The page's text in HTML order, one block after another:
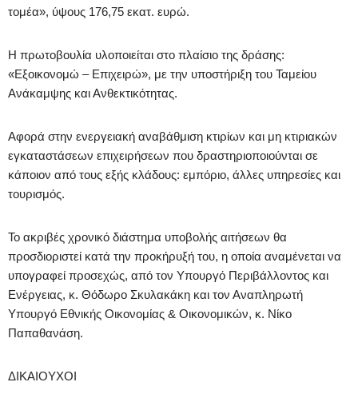
τομέα», ύψους 176,75 εκατ. ευρώ.
Η πρωτοβουλία υλοποιείται στο πλαίσιο της δράσης:
«Εξοικονομώ – Επιχειρώ», με την υποστήριξη του Ταμείου
Ανάκαμψης και Ανθεκτικότητας.
Αφορά στην ενεργειακή αναβάθμιση κτιρίων και μη κτιριακών
εγκαταστάσεων επιχειρήσεων που δραστηριοποιούνται σε
κάποιον από τους εξής κλάδους: εμπόριο, άλλες υπηρεσίες και
τουρισμός.
Το ακριβές χρονικό διάστημα υποβολής αιτήσεων θα
προσδιοριστεί κατά την προκήρυξή του, η οποία αναμένεται να
υπογραφεί προσεχώς, από τον Υπουργό Περιβάλλοντος και
Ενέργειας, κ. Θόδωρο Σκυλακάκη και τον Αναπληρωτή
Υπουργό Εθνικής Οικονομίας & Οικονομικών, κ. Νίκο
Παπαθανάση.
ΔΙΚΑΙΟΥΧΟΙ